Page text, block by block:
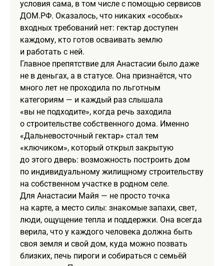
условия сама, в том числе с помощью сервисов
ДОМ.РФ. Оказалось, что никаких «особых»
входных требований нет: гектар доступен
каждому, кто готов осваивать землю
и работать с ней.
Главное препятствие для Анастасии было даже
не в деньгах, а в статусе. Она признаётся, что
много лет не проходила по льготным
категориям — и каждый раз слышала
«вы не подходите», когда речь заходила
о строительстве собственного дома. Именно
«Дальневосточный гектар» стал тем
«ключиком», который открыл закрытую
до этого дверь: возможность построить дом
по индивидуальному жилищному строительству
на собственном участке в родном селе.
Для Анастасии Майя — не просто точка
на карте, а место силы: знакомые запахи, свет,
люди, ощущение тепла и поддержки. Она всегда
верила, что у каждого человека должна быть
своя земля и свой дом, куда можно позвать
близких, печь пироги и собираться с семьёй